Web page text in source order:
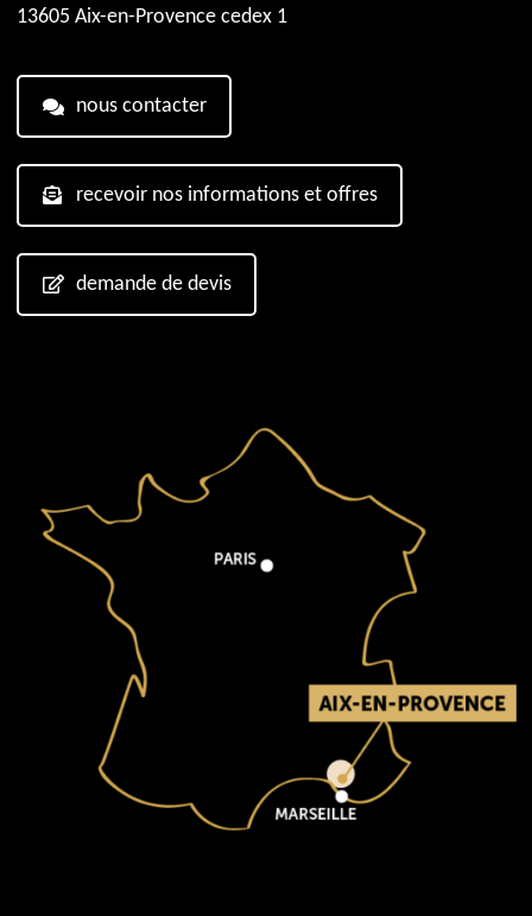
13605 Aix-en-Provence cedex 1
nous contacter
recevoir nos informations et offres
demande de devis